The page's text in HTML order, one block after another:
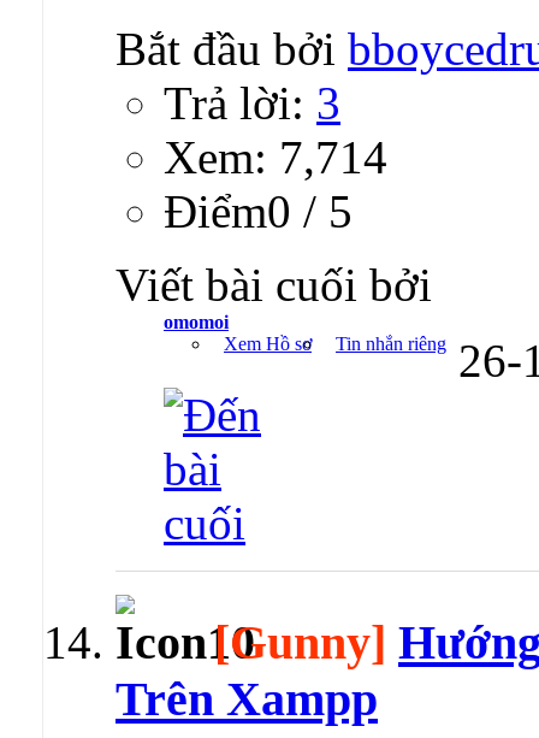
Bắt đầu bởi
Trả lời: 3
Xem: 7,714
Ðiểm0 / 5
Viết bài cuối bởi
omomoi
Xem Hồ sơ
Tin nhắn riêng 26-
[Gunny]
Trên Xampp